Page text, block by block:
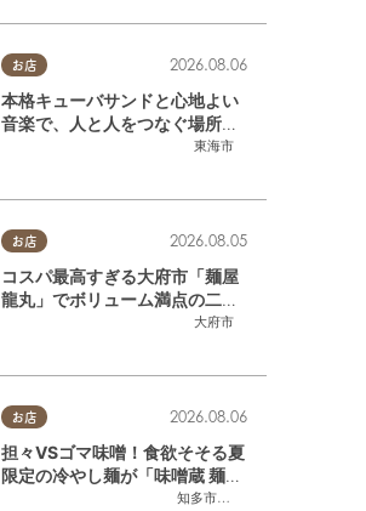
お店
東海市
2026.08.06
本格キューバサンドと心地よい
音楽で、人と人をつなぐ場所。
東海市「JAMMIN'STANDHOU
お店
大府市
2026.08.05
コスパ最高すぎる大府市「麺屋
龍丸」でボリューム満点の二郎
系ラーメンを堪能してきた
お店
知多市
,半田市
2026.08.06
担々VSゴマ味噌！食欲そそる夏
限定の冷やし麺が「味噌蔵 麺四
朗 半田店・知多店」で登場／ち